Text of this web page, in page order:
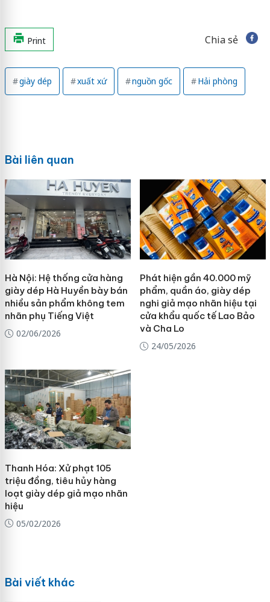
Print Chia sẻ
giày dép xuất xứ nguồn gốc Hải phòng
Bài liên quan
Hà Nội: Hệ thống cửa hàng
giày dép Hà Huyền bày bán
nhiều sản phẩm không tem
nhãn phụ Tiếng Việt
02/06/2026
Phát hiện gần 40.000 mỹ
phẩm, quần áo, giày dép
nghi giả mạo nhãn hiệu tại
cửa khẩu quốc tế Lao Bảo
và Cha Lo
24/05/2026
Thanh Hóa: Xử phạt 105
triệu đồng, tiêu hủy hàng
loạt giày dép giả mạo nhãn
hiệu
05/02/2026
Bài viết khác